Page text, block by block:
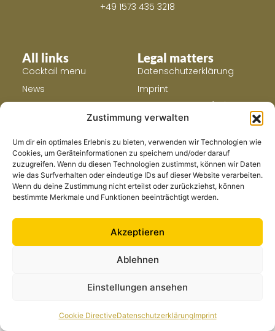
Zustimmung verwalten
Um dir ein optimales Erlebnis zu bieten, verwenden wir Technologien wie
Cookies, um Geräteinformationen zu speichern und/oder darauf
zuzugreifen. Wenn du diesen Technologien zustimmst, können wir Daten
wie das Surfverhalten oder eindeutige IDs auf dieser Website verarbeiten.
Wenn du deine Zustimmung nicht erteilst oder zurückziehst, können
bestimmte Merkmale und Funktionen beeinträchtigt werden.
Akzeptieren
Ablehnen
Einstellungen ansehen
Cookie DirectiveDatenschutzerklärungImprint
+49 1573 435 3218
Legal matters
Datenschutzerklärung
Imprint
All links
Cocktail menu
News
Gallery